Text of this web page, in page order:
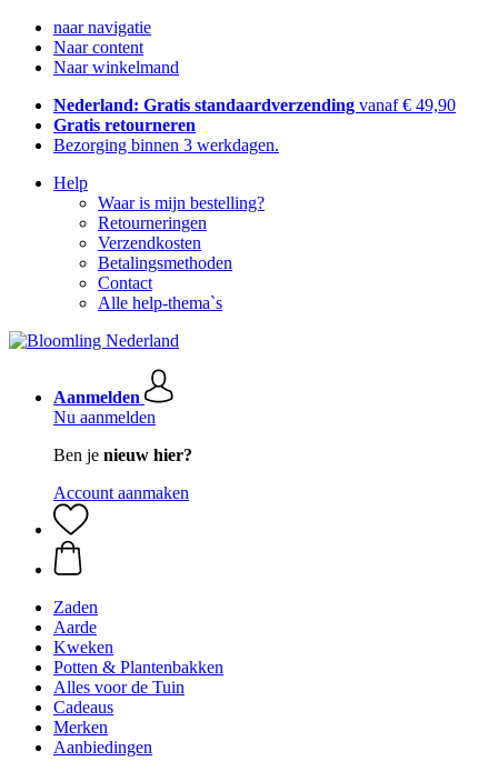
naar navigatie
Naar content
Naar winkelmand
Nederland: Gratis standaardverzending vanaf € 49,90
Gratis retourneren
Bezorging binnen 3 werkdagen.
Help
Waar is mijn bestelling?
Retourneringen
Verzendkosten
Betalingsmethoden
Contact
Alle help-thema`s
Aanmelden
Nu aanmelden
Ben je nieuw hier?
Account aanmaken
Zaden
Aarde
Kweken
Potten & Plantenbakken
Alles voor de Tuin
Cadeaus
Merken
Aanbiedingen